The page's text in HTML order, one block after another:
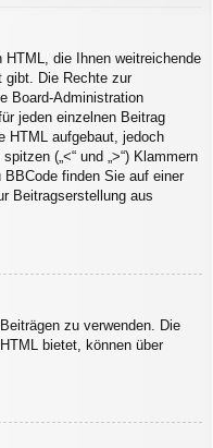
die Ihnen weitreichende
gibt. Die Rechte zur
Board-Administration
jeden einzelnen Beitrag
HTML aufgebaut, jedoch
(„<“ und „>“) Klammern
finden Sie auf einer
Beitragserstellung aus
zu verwenden. Die
bietet, können über